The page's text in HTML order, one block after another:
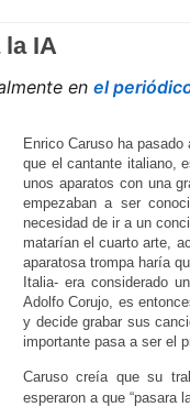
la IA
en el
Enrico Caruso ha
que el cantante italiano,
unos aparatos con una
empezaban a ser
necesidad de ir a un
matarían el cuarto arte,
aparatosa trompa haría
Italia- era considerado
Adolfo Corujo, es
y decide grabar sus
importante pasa a ser el
Caruso creía que su
esperaron a que “pasara